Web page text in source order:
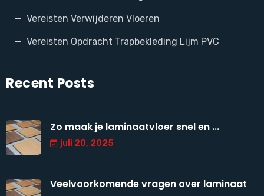
Vereisten Verwijderen Vloeren
Vereisten Opdracht Trapbekleding Lijm PVC
Recent Posts
Zo maak je laminaatvloer snel en ...
juli 20, 2025
Veelvoorkomende vragen over laminaat